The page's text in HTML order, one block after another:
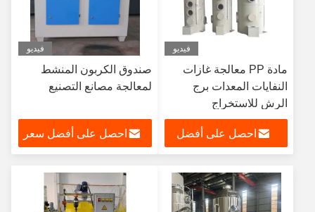
فيديو
مادة PP معالجة غازات
النفايات المعدات برج
الرش للاستخراج
احصل على أفضل
فيديو
صندوق الكربون المنشط
لمعالجة مصانع التصنيع
احصل على أفضل سعر